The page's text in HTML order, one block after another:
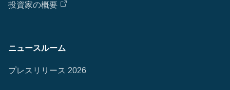
投資家の概要
ニュースルーム
プレスリリース 2026